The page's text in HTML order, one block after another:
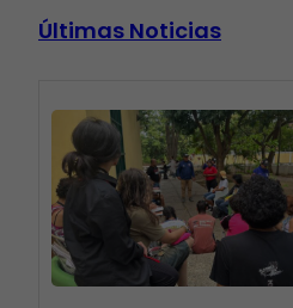
Últimas Noticias